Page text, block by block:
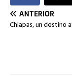
ANTERIOR
Chiapas, un destino